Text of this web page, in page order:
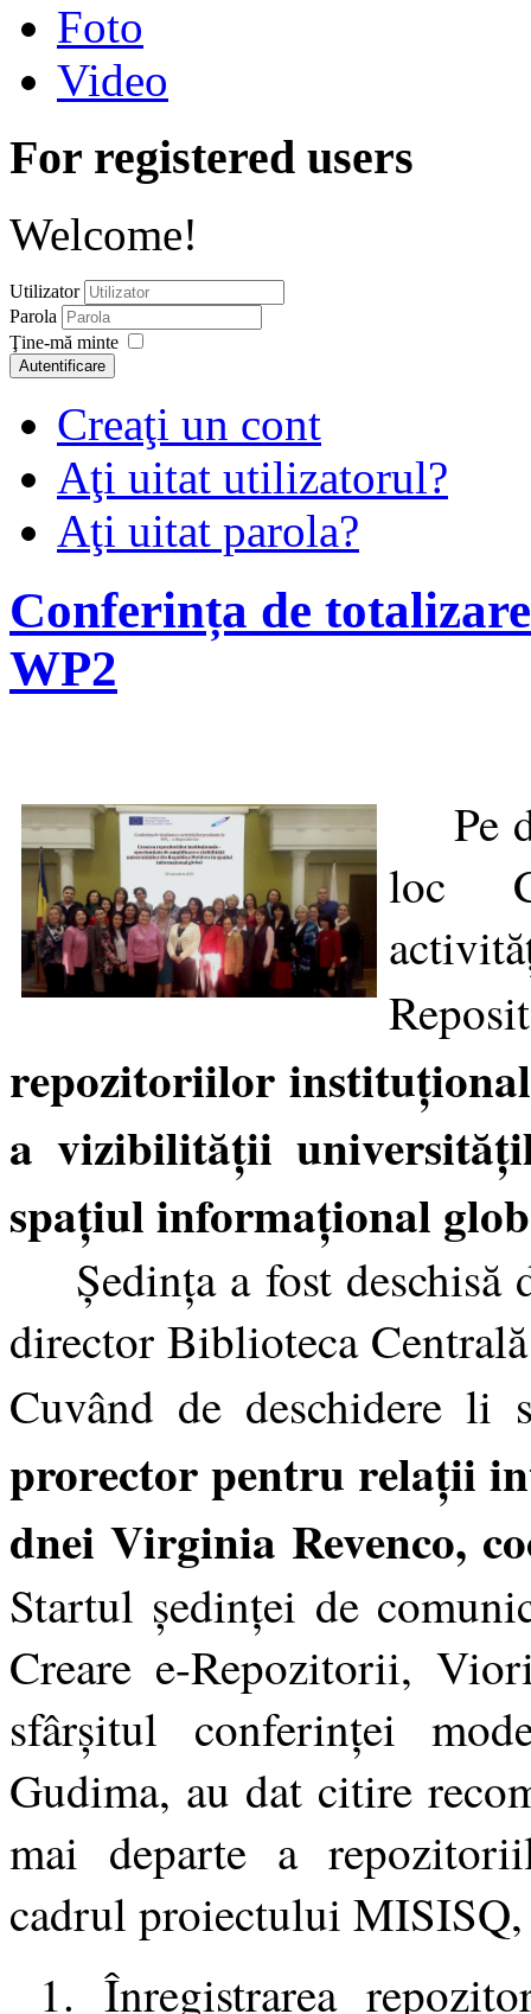
Foto
Video
For registered users
Welcome!
Utilizator
Parola
Ţine-mă minte
Autentificare
Creaţi un cont
Aţi uitat utilizatorul?
Aţi uitat parola?
Conferința de
WP2
Pe
loc
repozitoriilor
a vizibilității
spațiul informațional
Ședința a fost deschisă
director Biblioteca
Cuvând de deschidere
prorector pentru relaţii
dnei Virginia Revenco,
Startul ședinței de
Creare e-Repozitorii,
sfârşitul conferinței
Gudima, au dat citire
mai departe a
cadrul proiectului MISISQ,
1. Înregistrarea